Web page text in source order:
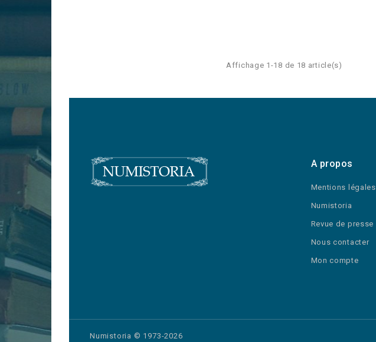
Affichage 1-18 de 18 article(s)
A propos
Mentions légales
Numistoria
Revue de presse
Nous contacter
Mon compte
Numistoria © 1973-2026